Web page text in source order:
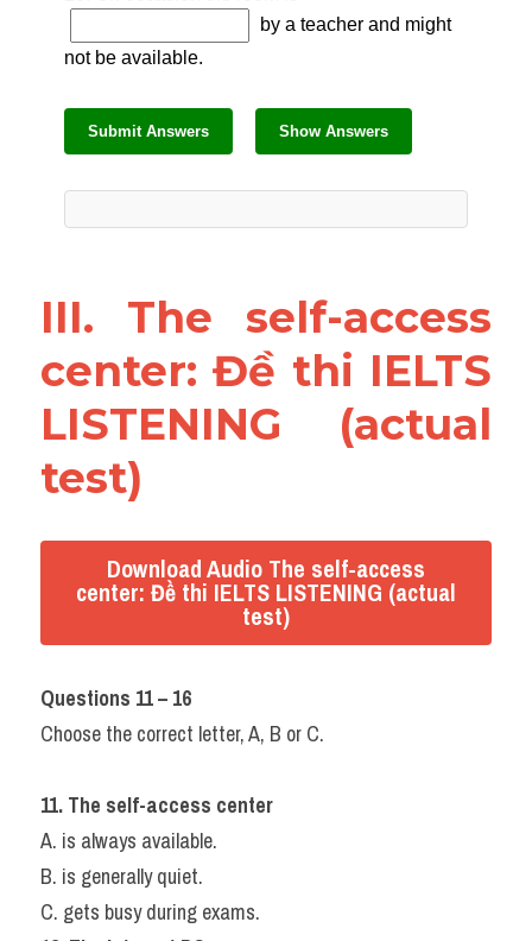
III. The self-access
center: Đề thi IELTS
LISTENING (actual
test)
Download Audio The self-access
center: Đề thi IELTS LISTENING (actual
test)
Questions 11 – 16
Choose the correct letter, A, B or C.
11. The self-access center
A. is always available.
B. is generally quiet.
C. gets busy during exams.